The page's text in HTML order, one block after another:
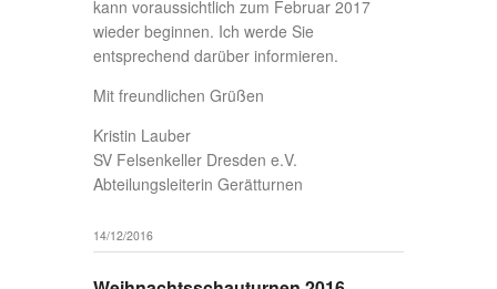
kann voraussichtlich zum Februar 2017
wieder beginnen. Ich werde Sie
entsprechend darüber informieren.
Mit freundlichen Grüßen
Kristin Lauber
SV Felsenkeller Dresden e.V.
Abteilungsleiterin Gerätturnen
14/12/2016